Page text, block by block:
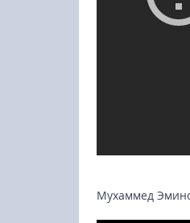
Мухаммед